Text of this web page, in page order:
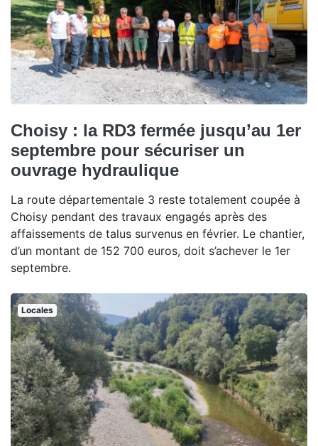
Choisy : la RD3 fermée jusqu’au 1er
septembre pour sécuriser un
ouvrage hydraulique
La route départementale 3 reste totalement coupée à
Choisy pendant des travaux engagés après des
affaissements de talus survenus en février. Le chantier,
d’un montant de 152 700 euros, doit s’achever le 1er
septembre.
Locales